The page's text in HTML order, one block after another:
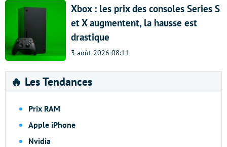
Xbox : les prix des consoles Series S
et X augmentent, la hausse est
drastique
3 août 2026 08:11
🔥 Les Tendances
Prix RAM
Apple iPhone
Nvidia